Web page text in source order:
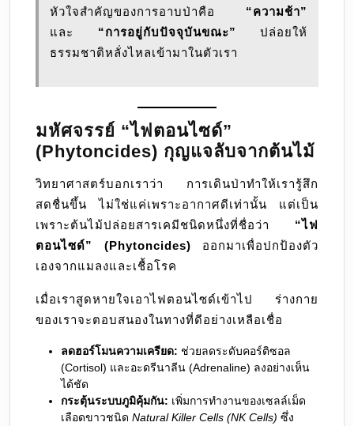
หัวใจสำคัญของการอาบป่าคือ “ความช้า”
และ “การอยู่กับปัจจุบันขณะ” ปล่อยให้
ธรรมชาติหลั่งไหลเข้ามาในตัวเรา
มหัศจรรย์ “ไฟตอนไซด์”
(Phytoncides) กุญแจลับจากต้นไม้
วิทยาศาสตร์บอกเราว่า การเดินป่าทำให้เรารู้สึก
สดชื่นขึ้น ไม่ใช่แค่เพราะอากาศดีเท่านั้น แต่เป็น
เพราะต้นไม้ปล่อยสารเคมีชนิดหนึ่งที่ชื่อว่า “ไฟ
ตอนไซด์” (Phytoncides) ออกมาเพื่อปกป้องตัว
เองจากแมลงและเชื้อโรค
เมื่อเราสูดหายใจเอาไฟตอนไซด์เข้าไป ร่างกาย
ของเราจะตอบสนองในทางที่ดีอย่างเหลือเชื่อ
ลดฮอร์โมนความเครียด: ช่วยลดระดับคอร์ติซอล
(Cortisol) และอะดรีนาลีน (Adrenaline) ลงอย่างเห็น
ได้ชัด
กระตุ้นระบบภูมิคุ้มกัน: เพิ่มการทำงานของเซลล์เม็ด
เลือดขาวชนิด Natural Killer Cells (NK Cells) ซึ่ง